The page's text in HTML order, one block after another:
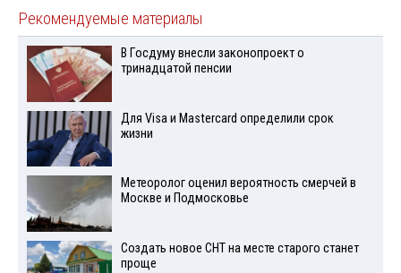
Рекомендуемые материалы
В Госдуму внесли законопроект о
тринадцатой пенсии
Для Visа и Mastercard определили срок
жизни
Метеоролог оценил вероятность смерчей в
Москве и Подмосковье
Создать новое СНТ на месте старого станет
проще